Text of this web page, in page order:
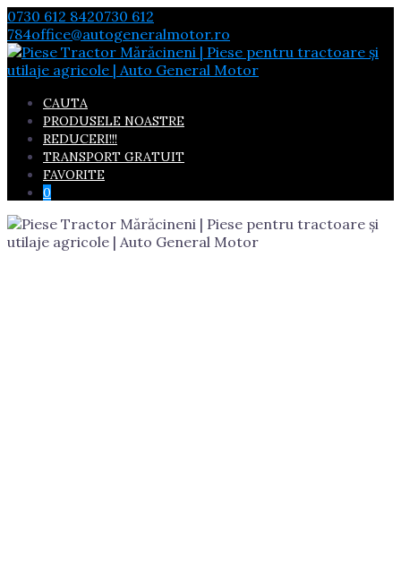
Skip
to
content
0730 612 8420730 612
784office@autogeneralmotor.ro
CAUTA
PRODUSELE NOASTRE
REDUCERI!!!
TRANSPORT GRATUIT
FAVORITE
0